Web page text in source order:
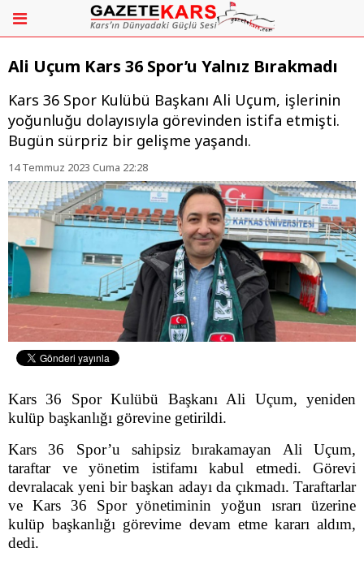
Ali Uçum Kars 36 Spor’u Yalnız Bırakmadı
​​​​​​​Kars 36 Spor Kulübü Başkanı Ali Uçum, işlerinin
yoğunluğu dolayısıyla görevinden istifa etmişti.
Bugün sürpriz bir gelişme yaşandı.
14 Temmuz 2023 Cuma 22:28
Kars 36 Spor Kulübü Başkanı Ali Uçum, yeniden
kulüp başkanlığı görevine getirildi.
Kars 36 Spor’u sahipsiz bırakamayan Ali Uçum,
taraftar ve yönetim istifamı kabul etmedi. Görevi
devralacak yeni bir başkan adayı da çıkmadı. Taraftarlar
ve Kars 36 Spor yönetiminin yoğun ısrarı üzerine
kulüp başkanlığı görevime devam etme kararı aldım,
dedi.